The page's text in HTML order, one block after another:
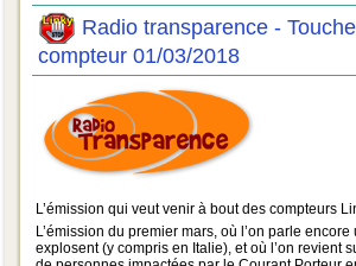
Radio transparence -
compteur 01/03/2018
L’émission qui veut venir à bout des compteurs
L’émission du premier mars, où l’on parle
explosent (y compris en Italie), et où l’on revient